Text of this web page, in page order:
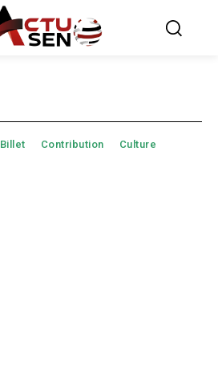
Billet Contribution Culture